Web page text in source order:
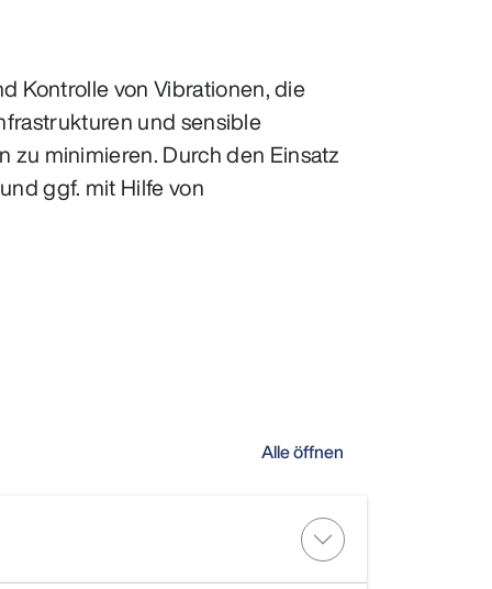
Kontrolle von Vibrationen, die
und sensible
minimieren. Durch den Einsatz
ggf. mit Hilfe von
Alle öffnen